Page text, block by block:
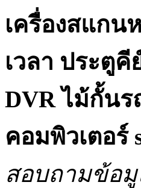
เครื่องสแกน
เวลา ประตู
DVR ไม้กั้นร
คอมพิวเตอร์
สอบถามข้อมู